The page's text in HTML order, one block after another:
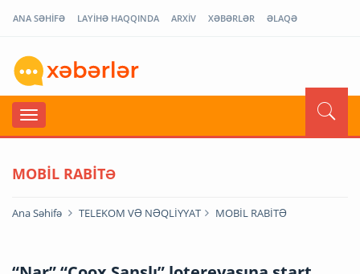
ANA SƏHİFƏ LAYİHƏ HAQQINDA ARXİV XƏBƏRLƏR ƏLAQƏ
MOBİL RABİTƏ
Ana Səhifə TELEKOM VƏ NƏQLİYYAT MOBİL RABİTƏ